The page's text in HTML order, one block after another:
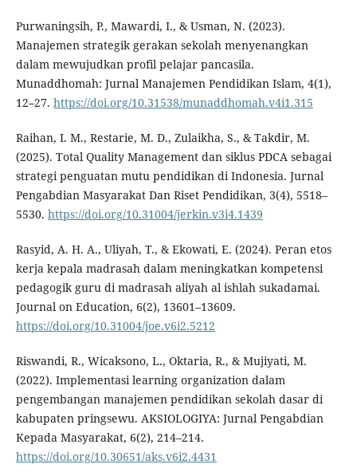
Purwaningsih, P., Mawardi, I., & Usman, N. (2023).
Manajemen strategik gerakan sekolah menyenangkan
dalam mewujudkan profil pelajar pancasila.
Munaddhomah: Jurnal Manajemen Pendidikan Islam, 4(1),
12–27. https://doi.org/10.31538/munaddhomah.v4i1.315
Raihan, I. M., Restarie, M. D., Zulaikha, S., & Takdir, M.
(2025). Total Quality Management dan siklus PDCA sebagai
strategi penguatan mutu pendidikan di Indonesia. Jurnal
Pengabdian Masyarakat Dan Riset Pendidikan, 3(4), 5518–
5530. https://doi.org/10.31004/jerkin.v3i4.1439
Rasyid, A. H. A., Uliyah, T., & Ekowati, E. (2024). Peran etos
kerja kepala madrasah dalam meningkatkan kompetensi
pedagogik guru di madrasah aliyah al ishlah sukadamai.
Journal on Education, 6(2), 13601–13609.
https://doi.org/10.31004/joe.v6i2.5212
Riswandi, R., Wicaksono, L., Oktaria, R., & Mujiyati, M.
(2022). Implementasi learning organization dalam
pengembangan manajemen pendidikan sekolah dasar di
kabupaten pringsewu. AKSIOLOGIYA: Jurnal Pengabdian
Kepada Masyarakat, 6(2), 214–214.
https://doi.org/10.30651/aks.v6i2.4431